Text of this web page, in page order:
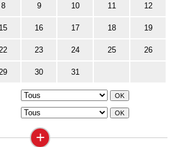
8 9 10 11 12
15 16 17 18 19
22 23 24 25 26
29 30 31
+